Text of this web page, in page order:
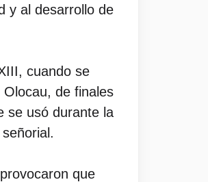
y al desarrollo de
cuando se
de finales
se usó durante la
que